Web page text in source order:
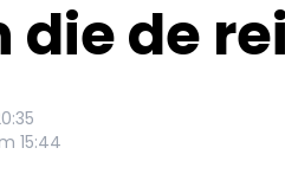
die de
15:44